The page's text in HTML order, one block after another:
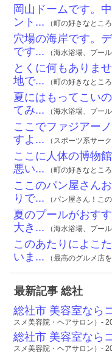
岡山ドームです。
ント... （町の好きなとこ
穴場の海岸です。
です... （海水浴場、プー
とくに何もありま
地で... （町の好きなとこ
夏にはもってこい
てみ... （海水浴場、プー
ここでファジアー
すよ... （スポーツ系サー
ここに人体の博物
悪い... （町の好きなとこ
ここのパン屋さん
りで... （パン屋さん！こ
夏のプールがおす
大き... （海水浴場、プー
このあたりによこ
いま... （最高のグルメ店
最新記事 総社
総社市 美容室なら
スメ美容院・ヘアサロン）-
総社市 美容室なら
スメ美容院・ヘアサロン）-